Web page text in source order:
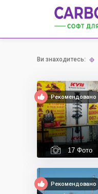
Ви знаходитесь:
Рекомендовано
17 Фото
Рекомендовано